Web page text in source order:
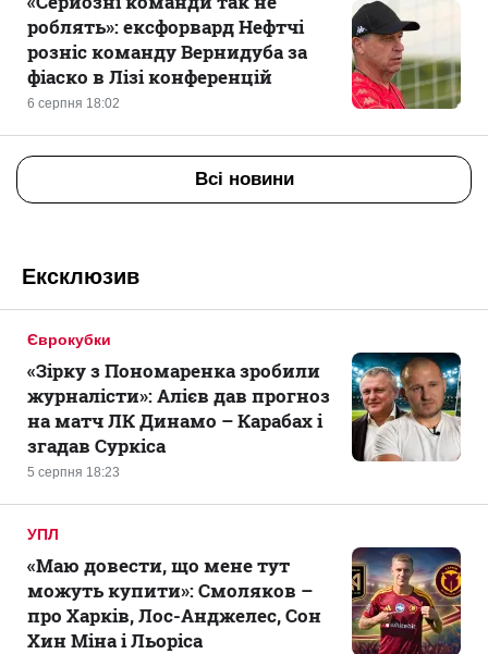
6 серпня 18:02
роблять»: ексфорвард Нефтчі
розніс команду Вернидуба за
фіаско в Лізі конференцій
Всі новини
Ексклюзив
Єврокубки
5 серпня 18:23
«Зірку з Пономаренка зробили
журналісти»: Алієв дав прогноз
на матч ЛК Динамо – Карабах і
згадав Суркіса
УПЛ
«Маю довести, що мене тут
можуть купити»: Смоляков –
про Харків, Лос-Анджелес, Сон
Хин Міна і Льоріса